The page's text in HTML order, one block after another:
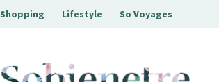
Shopping Lifestyle So Voyages